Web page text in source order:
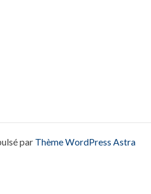
par Thème WordPress Astra